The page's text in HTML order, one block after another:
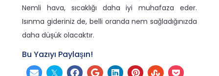
Nemli hava, sıcaklığı daha iyi muhafaza eder.
Isınma gideriniz de, belli oranda nem sağladığınızda
daha düşük olacaktır.
Bu Yazıyı Paylaşın!